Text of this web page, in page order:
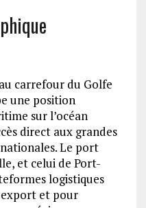
carrefour du Golfe
une position
sur l’océan
direct aux grandes
Le port
et celui de Port-
logistiques
et pour